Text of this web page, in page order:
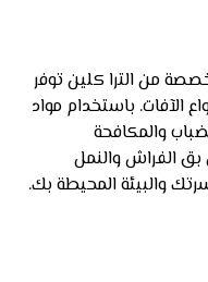
من الترا كلين توفر
الآفات. باستخدام مواد
والمكافحة
بق الفراش والنمل
والبيئة المحيطة بك.